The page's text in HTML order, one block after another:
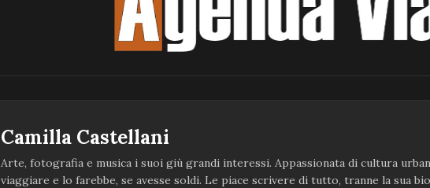
Camilla Castellani
Arte, fotografia e musica i suoi giù grandi interessi. Appassionata di cultura
viaggiare e lo farebbe, se avesse soldi. Le piace scrivere di tutto, tranne la sua